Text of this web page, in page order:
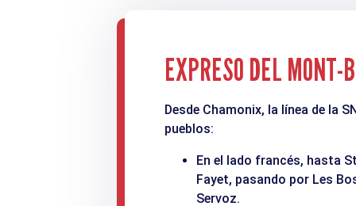
EXPRESO DEL MONT-
Desde Chamonix, la línea de la
pueblos:
En el lado francés, hasta
Fayet, pasando por Les
Servoz.